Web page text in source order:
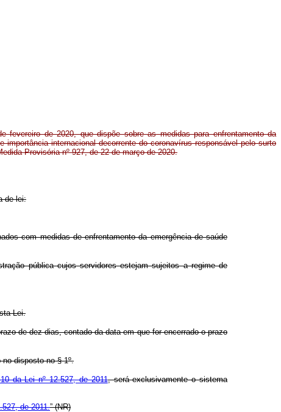
fevereiro de 2020, que dispõe sobre as medidas para enfrentamento da
importância internacional decorrente do coronavírus responsável pelo surto
Provisória nº 927, de 22 de março de 2020.
de lei:
com medidas de enfrentamento da emergência de saúde
pública cujos servidores estejam sujeitos a regime de
Lei.
de dez dias, contado da data em que for encerrado o prazo
disposto no § 1º.
da Lei nº 12.527, de 2011, será exclusivamente o sistema
de 2011.” (NR)